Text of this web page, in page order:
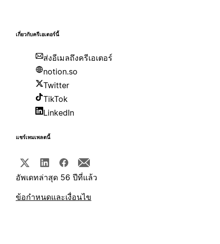
เกี่ยวกับครีเอเตอร์นี้
ส่งอีเมลถึงครีเอเตอร์
notion.so
Twitter
TikTok
LinkedIn
แชร์เทมเพลตนี้
อัพเดทล่าสุด 56 ปีที่แล้ว
ข้อกำหนดและเงื่อนไข